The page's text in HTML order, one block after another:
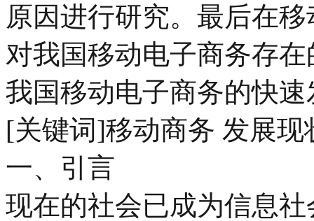
原因进行研究。最后在
对我国移动电子商务存
我国移动电子商务的快速
[关键词]移动商务 发展现
一、引言
现在的社会已成为信息